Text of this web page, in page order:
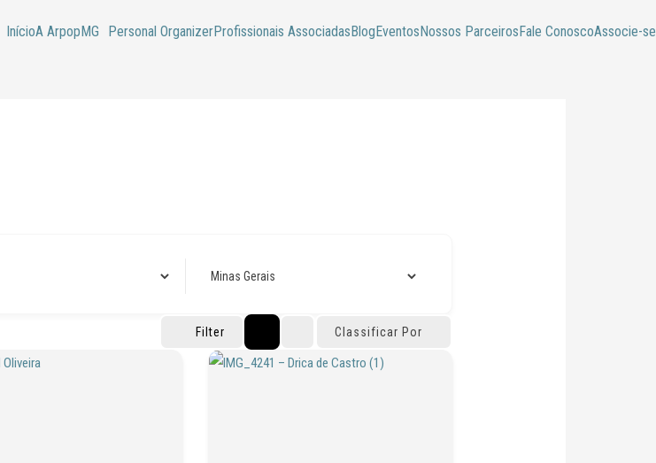
InícioA ArpopMG Personal OrganizerProfissionais AssociadasBlogEventosNossos ParceirosFale ConoscoAssocie-se
Filter Classificar Por